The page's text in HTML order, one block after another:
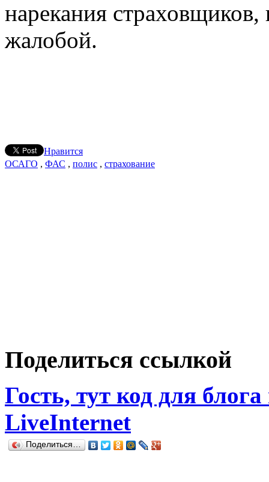
нарекания
жалобой.
Нравится
ОСАГО , ФАС , полис , страхование
Поделиться ссылкой
Гость, тут код для
LiveInternet
Поделиться…